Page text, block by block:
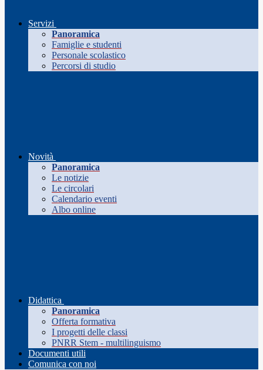
Servizi
Panoramica
Famiglie e studenti
Personale scolastico
Percorsi di studio
Novità
Panoramica
Le notizie
Le circolari
Calendario eventi
Albo online
Didattica
Panoramica
Offerta formativa
I progetti delle classi
PNRR Stem - multilinguismo
Documenti utili
Comunica con noi